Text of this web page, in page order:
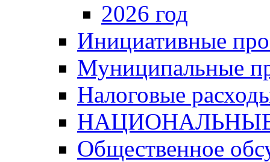
2026 год
Инициативные
Муниципальные
Налоговые
Общественное